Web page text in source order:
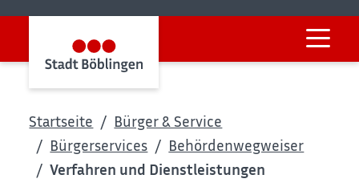
Startseite
Bürger & Service
Bürgerservices
Behördenwegweiser
Verfahren und Dienstleistungen